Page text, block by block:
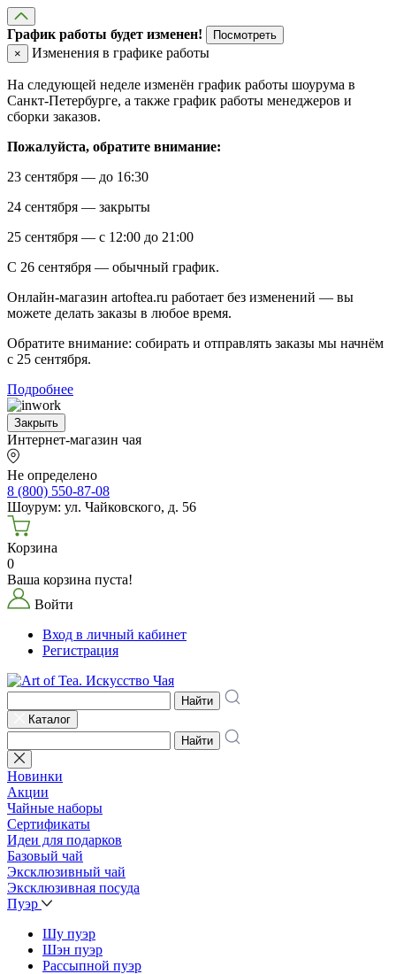
График работы будет изменен!
Посмотреть
×
Изменения в графике работы
На следующей неделе изменён график работы шоурума в
Санкт-Петербурге, а также график работы менеджеров и
сборки заказов.
Пожалуйста, обратите внимание:
23 сентября — до 16:30
24 сентября — закрыты
25 сентября — с 12:00 до 21:00
С 26 сентября — обычный график.
Онлайн-магазин artoftea.ru работает без изменений — вы
можете делать заказы в любое время.
Обратите внимание: собирать и отправлять заказы мы начнём
с 25 сентября.
Подробнее
Закрыть
Интернет-магазин чая
Не определено
8 (800) 550-87-08
Шоурум: ул. Чайковского, д. 56
Корзина
0
Ваша корзина пуста!
Войти
Вход в личный кабинет
Регистрация
Найти
Каталог
Найти
Новинки
Акции
Чайные наборы
Сертификаты
Идеи для подарков
Базовый чай
Эксклюзивный чай
Эксклюзивная посуда
Пуэр
Шу пуэр
Шэн пуэр
Рассыпной пуэр